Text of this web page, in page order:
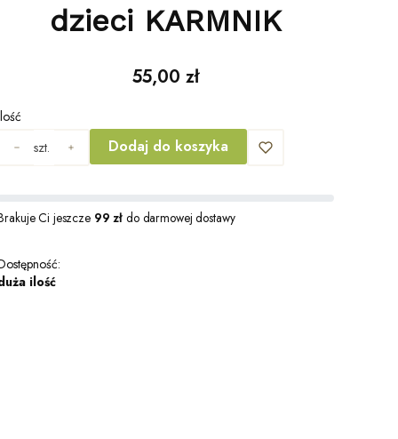
dzieci KARMNIK
Cena
55,00 zł
szt.
Dodaj do koszyka
Ci jeszcze 99 zł do darmowej dostawy
ilość